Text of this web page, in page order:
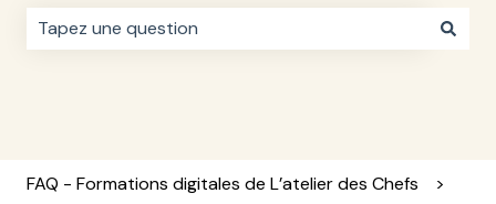
FAQ - Formations digitales de L’atelier des Chefs